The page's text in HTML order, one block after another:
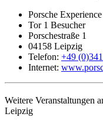
Porsche
Tor 1 Besucher
Porschestraße 1
04158 Leipzig
Telefon: +49
Internet:
Weitere Veranstaltungen
Leipzig